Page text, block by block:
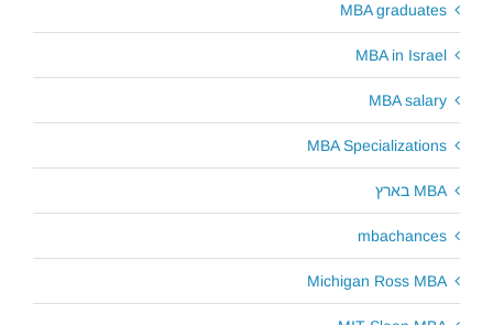
MBA graduates
MBA in Israel
MBA salary
MBA Specializations
MBA בארץ
mbachances
Michigan Ross MBA